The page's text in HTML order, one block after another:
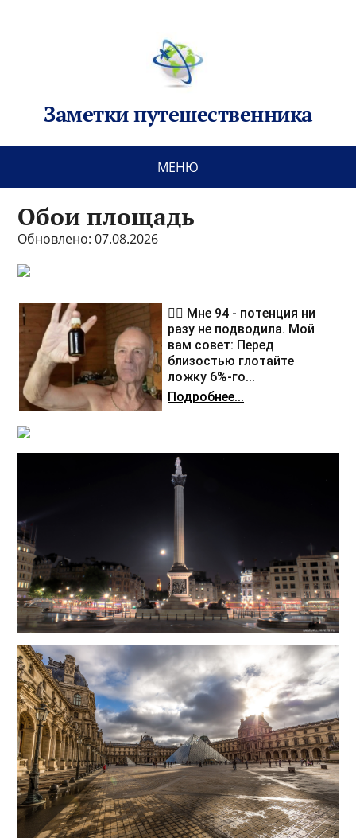
Заметки путешественника
МЕНЮ
Обои площадь
Обновлено: 07.08.2026
❤️‍🔥 Мне 94 - потенция ни
разу не подводила. Мой
вам совет: Перед
близостью глотайте
ложку 6%-го...
Подробнее...